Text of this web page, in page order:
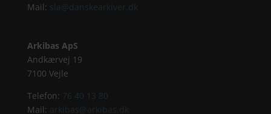
Mail: sla@danskearkiver.dk
Arkibas ApS
Andkærvej 19
7100 Vejle
Telefon: 76 40 13 80
Mail: arkibas@arkibas.dk